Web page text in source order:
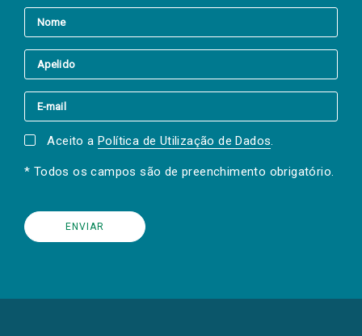
Aceito a Política de Utilização de Dados.
* Todos os campos são de preenchimento obrigatório.